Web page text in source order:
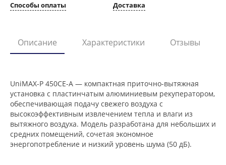
Способы оплаты Доставка
Описание Характеристики Отзывы
UniMAX-P 450CE-A — компактная приточно-вытяжная
установка с пластинчатым алюминиевым рекуператором,
обеспечивающая подачу свежего воздуха с
высокоэффективным извлечением тепла и влаги из
вытяжного воздуха. Модель разработана для небольших и
средних помещений, сочетая экономное
энергопотребление и низкий уровень шума (50 дБ).